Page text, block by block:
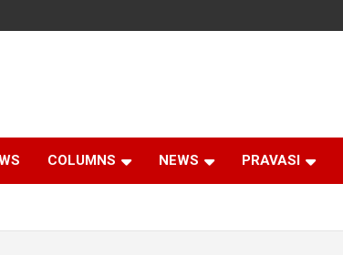
COLUMNS NEWS PRAVASI